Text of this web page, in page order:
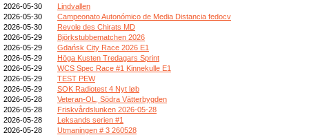
2026-05-30
Lindvallen
2026-05-30
Campeonato Autonómico de Media Distancia fedocv
2026-05-30
Revole des Chirats MD
2026-05-29
Björkstubbematchen 2026
2026-05-29
Gdańsk City Race 2026 E1
2026-05-29
Höga Kusten Tredagars Sprint
2026-05-29
WCS Spec Race #1 Kinnekulle E1
2026-05-29
TEST PEW
2026-05-29
SOK Radiotest 4 Nyt løb
2026-05-28
Veteran-OL, Södra Vätterbygden
2026-05-28
Friskvårdslunken 2026-05-28
2026-05-28
Leksands serien #1
2026-05-28
Utmaningen # 3 260528